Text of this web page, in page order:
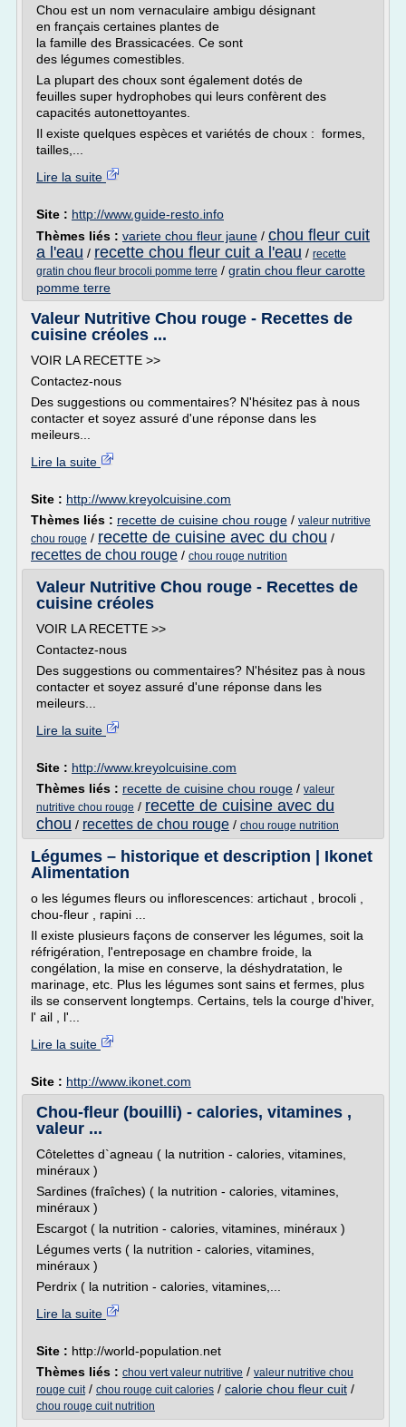
Chou est un nom vernaculaire ambigu désignant
en français certaines plantes de
la famille des Brassicacées. Ce sont
des légumes comestibles.
La plupart des choux sont également dotés de
feuilles super hydrophobes qui leurs confèrent des
capacités autonettoyantes.
Il existe quelques espèces et variétés de choux : formes,
tailles,...
Lire la suite
Site : http://www.guide-resto.info
Thèmes liés : variete chou fleur jaune / chou fleur cuit
a l'eau / recette chou fleur cuit a l'eau / recette
gratin chou fleur brocoli pomme terre / gratin chou fleur carotte
pomme terre
Valeur Nutritive Chou rouge - Recettes de
cuisine créoles ...
VOIR LA RECETTE >>
Contactez-nous
Des suggestions ou commentaires? N'hésitez pas à nous
contacter et soyez assuré d'une réponse dans les
meileurs...
Lire la suite
Site : http://www.kreyolcuisine.com
Thèmes liés : recette de cuisine chou rouge / valeur nutritive
chou rouge / recette de cuisine avec du chou /
recettes de chou rouge / chou rouge nutrition
Valeur Nutritive Chou rouge - Recettes de
cuisine créoles
VOIR LA RECETTE >>
Contactez-nous
Des suggestions ou commentaires? N'hésitez pas à nous
contacter et soyez assuré d'une réponse dans les
meileurs...
Lire la suite
Site : http://www.kreyolcuisine.com
Thèmes liés : recette de cuisine chou rouge / valeur
nutritive chou rouge / recette de cuisine avec du
chou / recettes de chou rouge / chou rouge nutrition
Légumes – historique et description | Ikonet
Alimentation
o les légumes fleurs ou inflorescences: artichaut , brocoli ,
chou-fleur , rapini ...
Il existe plusieurs façons de conserver les légumes, soit la
réfrigération, l'entreposage en chambre froide, la
congélation, la mise en conserve, la déshydratation, le
marinage, etc. Plus les légumes sont sains et fermes, plus
ils se conservent longtemps. Certains, tels la courge d'hiver,
l' ail , l'...
Lire la suite
Site : http://www.ikonet.com
Chou-fleur (bouilli) - calories, vitamines ,
valeur ...
Côtelettes d`agneau ( la nutrition - calories, vitamines,
minéraux )
Sardines (fraîches) ( la nutrition - calories, vitamines,
minéraux )
Escargot ( la nutrition - calories, vitamines, minéraux )
Légumes verts ( la nutrition - calories, vitamines,
minéraux )
Perdrix ( la nutrition - calories, vitamines,...
Lire la suite
Site : http://world-population.net
Thèmes liés : chou vert valeur nutritive / valeur nutritive chou
rouge cuit/ chou rouge cuit calories / calorie chou fleur cuit /
chou rouge cuit nutrition